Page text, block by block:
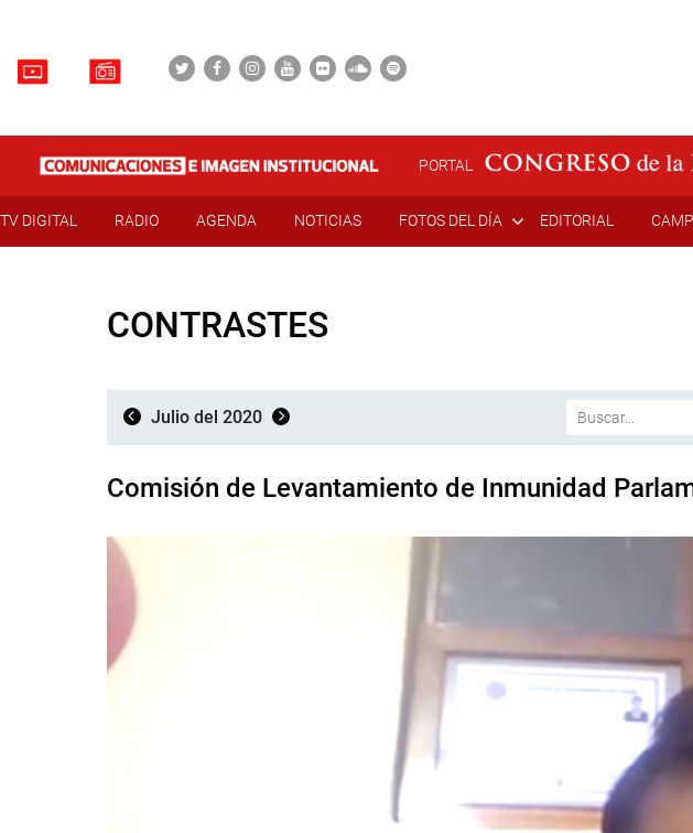
PORTAL
TV DIGITAL RADIO AGENDA NOTICIAS FOTOS DEL DÍA EDITORIAL
CONTRASTES
Julio del 2020
Comisión de Levantamiento de Inmunidad